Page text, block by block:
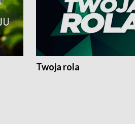
Twoja rola